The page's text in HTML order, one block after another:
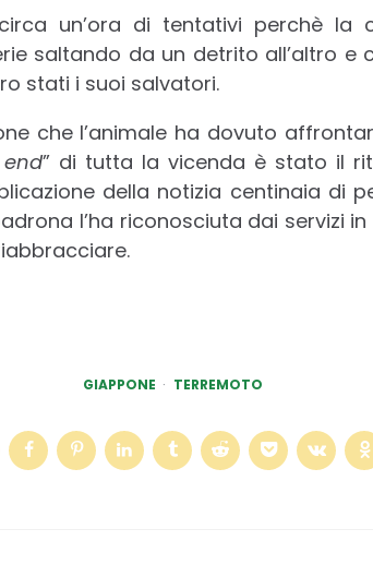
un’ora di tentativi perchè la
saltando da un detrito all’altro e
stati i suoi salvatori.
che l’animale ha dovuto
” di tutta la vicenda è stato il
della notizia centinaia di
l’ha riconosciuta dai servizi
GIAPPONE TERREMOTO